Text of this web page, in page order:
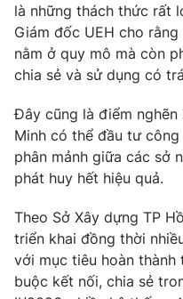
là những thách thức rất
Giám đốc UEH cho
nằm ở quy mô mà còn
chia sẻ và sử dụng có
Đây cũng là điểm nghẽn
Minh có thể đầu tư
phân mảnh giữa các sở
phát huy hết hiệu quả.
Theo Sở Xây dựng TP
triển khai đồng thời
với mục tiêu hoàn
buộc kết nối, chia sẻ